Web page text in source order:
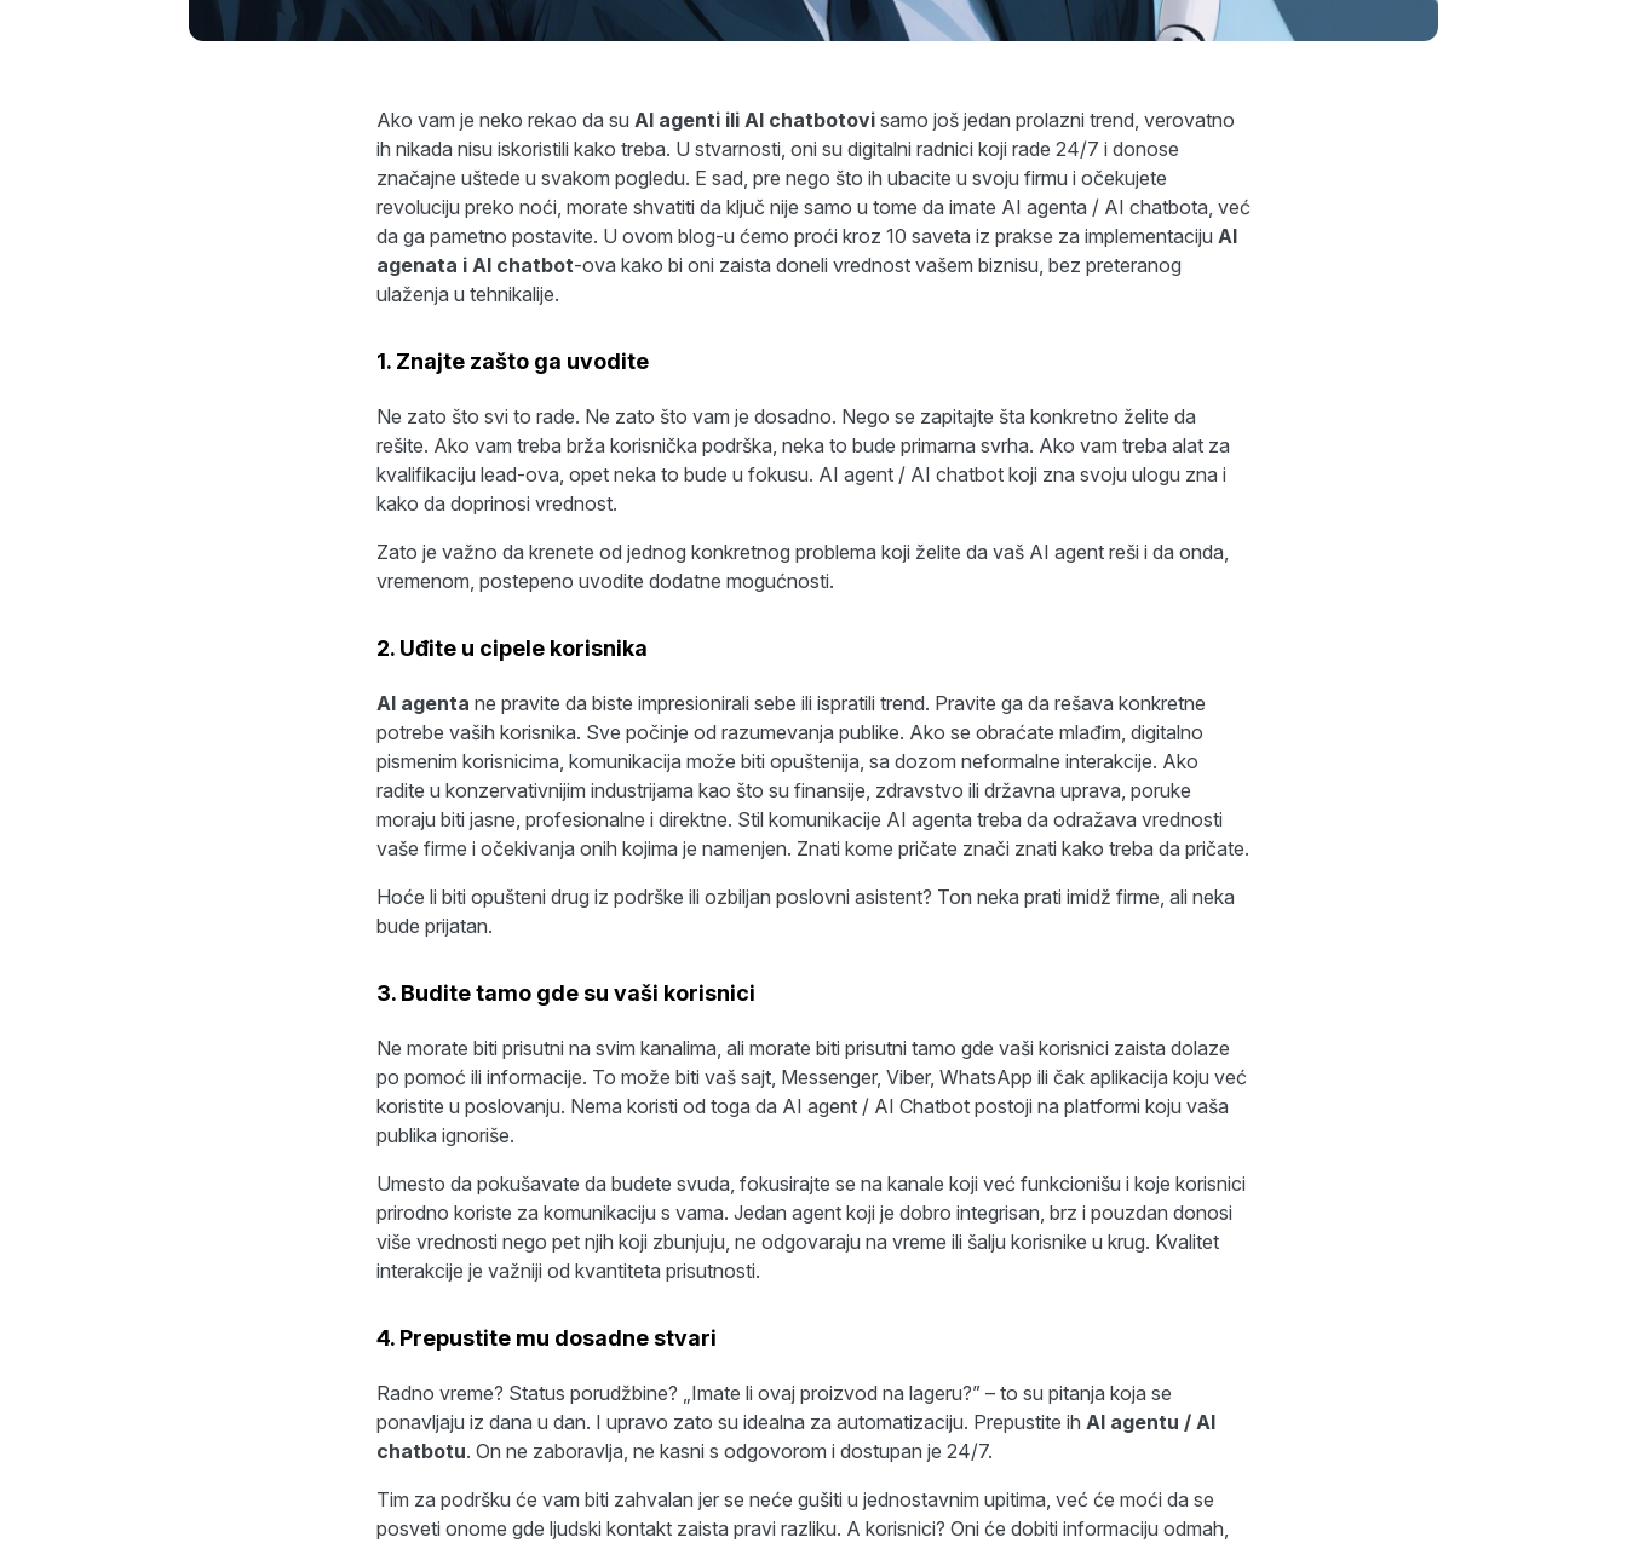
Ako vam je neko rekao da su AI agenti ili AI chatbotovisamo još jedan prolazni trend, verovatno
ih nikada nisu iskoristili kako treba. U stvarnosti, oni su digitalni radnici koji rade 24/7 i donose
značajne uštede u svakom pogledu. E sad, pre nego što ih ubacite u svoju firmu i očekujete
revoluciju preko noći, morate shvatiti da ključ nije samo u tome da imate AI agenta / AI chatbota, već
da ga pametno postavite. U ovom blog-u ćemo proći kroz 10 saveta iz prakse za implementaciju AI
agenata i AI chatbot-ova kako bi oni zaista doneli vrednost vašem biznisu, bez preteranog
ulaženja u tehnikalije.
1. Znajte zašto ga uvodite
Ne zato što svi to rade. Ne zato što vam je dosadno. Nego se zapitajte šta konkretno želite da
rešite. Ako vam treba brža korisnička podrška, neka to bude primarna svrha. Ako vam treba alat za
kvalifikaciju lead-ova, opet neka to bude u fokusu. AI agent / AI chatbot koji zna svoju ulogu zna i
kako da doprinosi vrednost.
Zato je važno da krenete od jednog konkretnog problema koji želite da vaš AI agent reši i da onda,
vremenom, postepeno uvodite dodatne mogućnosti.
2. Uđite u cipele korisnika
AI agenta ne pravite da biste impresionirali sebe ili ispratili trend. Pravite ga da rešava konkretne
potrebe vaših korisnika. Sve počinje od razumevanja publike. Ako se obraćate mlađim, digitalno
pismenim korisnicima, komunikacija može biti opuštenija, sa dozom neformalne interakcije. Ako
radite u konzervativnijim industrijama kao što su finansije, zdravstvo ili državna uprava, poruke
moraju biti jasne, profesionalne i direktne. Stil komunikacije AI agenta treba da odražava vrednosti
vaše firme i očekivanja onih kojima je namenjen. Znati kome pričate znači znati kako treba da pričate.
Hoće li biti opušteni drug iz podrške ili ozbiljan poslovni asistent? Ton neka prati imidž firme, ali neka
bude prijatan.
3. Budite tamo gde su vaši korisnici
Ne morate biti prisutni na svim kanalima, ali morate biti prisutni tamo gde vaši korisnici zaista dolaze
po pomoć ili informacije. To može biti vaš sajt, Messenger, Viber, WhatsApp ili čak aplikacija koju već
koristite u poslovanju. Nema koristi od toga da AI agent / AI Chatbot postoji na platformi koju vaša
publika ignoriše.
Umesto da pokušavate da budete svuda, fokusirajte se na kanale koji već funkcionišu i koje korisnici
prirodno koriste za komunikaciju s vama. Jedan agent koji je dobro integrisan, brz i pouzdan donosi
više vrednosti nego pet njih koji zbunjuju, ne odgovaraju na vreme ili šalju korisnike u krug. Kvalitet
interakcije je važniji od kvantiteta prisutnosti.
4. Prepustite mu dosadne stvari
Radno vreme? Status porudžbine? „Imate li ovaj proizvod na lageru?” – to su pitanja koja se
ponavljaju iz dana u dan. I upravo zato su idealna za automatizaciju. Prepustite ih AI agentu / AI
chatbotu. On ne zaboravlja, ne kasni s odgovorom i dostupan je 24/7.
Tim za podršku će vam biti zahvalan jer se neće gušiti u jednostavnim upitima, već će moći da se
posveti onome gde ljudski kontakt zaista pravi razliku. A korisnici? Oni će dobiti informaciju odmah,